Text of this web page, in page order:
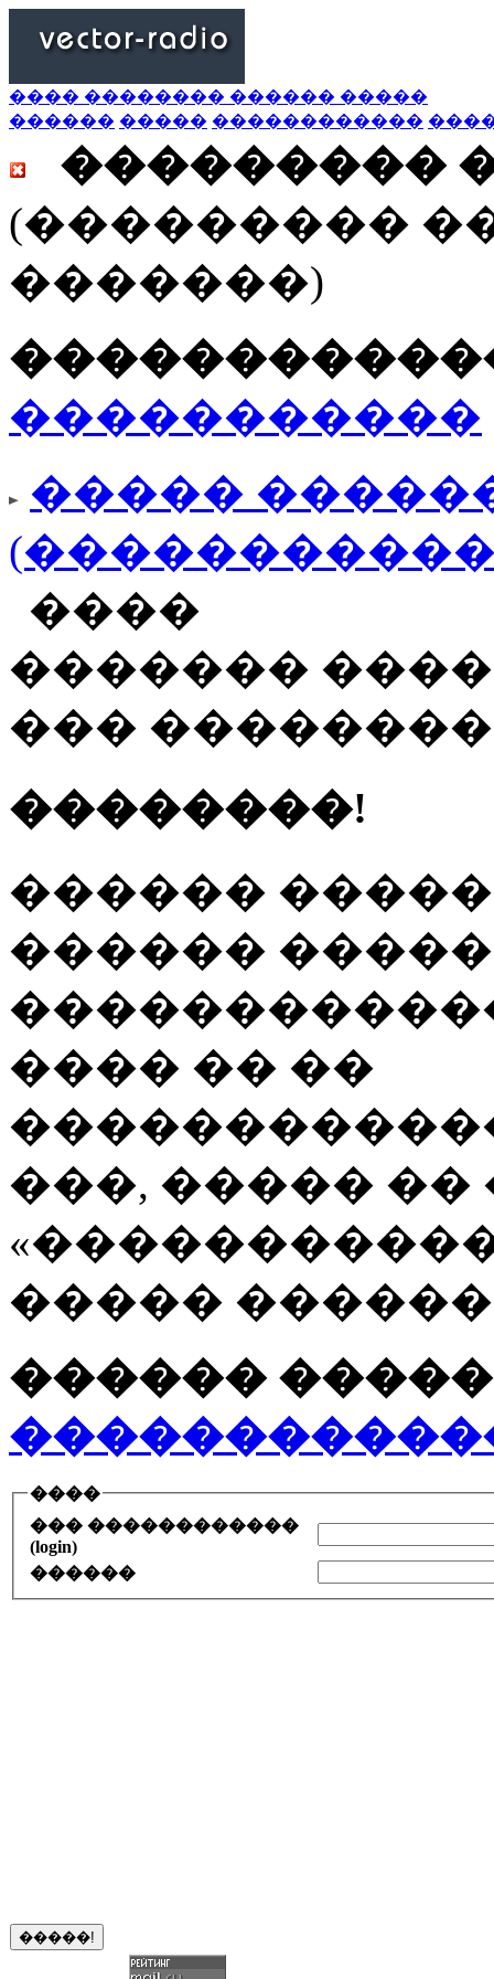
���� �������� ������ �����
������ ����� ������������
���������
(���������
�������)
�����������
�����
����
�������
���
��������!
������
������
���� �� ��
���, ����� ��
�����
������
����
��� ������������
(login)
������